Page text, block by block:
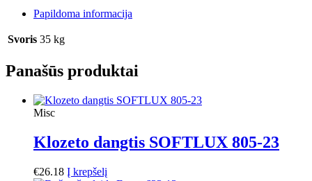
Papildoma informacija
Svoris 35 kg
Panašūs produktai
Misc
Klozeto dangtis SOFTLUX 805-23
€26.18 Į krepšelį